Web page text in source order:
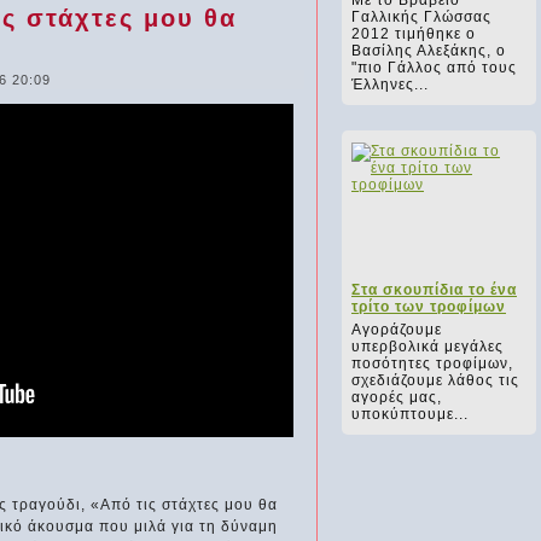
στάχτες μου θα
20:09
τραγούδι, «Από τις στάχτες μου θα
άκουσμα που μιλά για τη δύναμη
Γαλλικής Γλώσσας
2012 τιμήθηκε ο
Βασίλης Αλεξάκης, ο
"πιο Γάλλος από τους
Έλληνες...
Στα σκουπίδια το ένα
τρίτο των τροφίμων
Αγοράζουμε
υπερβολικά μεγάλες
ποσότητες τροφίμων,
σχεδιάζουμε λάθος τις
αγορές μας,
υποκύπτουμε...